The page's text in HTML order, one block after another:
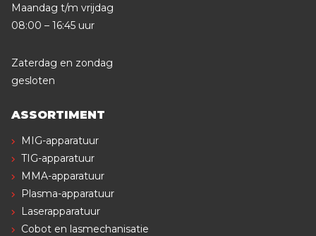
Maandag t/m vrijdag
08:00 – 16:45 uur
Zaterdag en zondag
gesloten
ASSORTIMENT
MIG-apparatuur
TIG-apparatuur
MMA-apparatuur
Plasma-apparatuur
Laserapparatuur
Cobot en lasmechanisatie